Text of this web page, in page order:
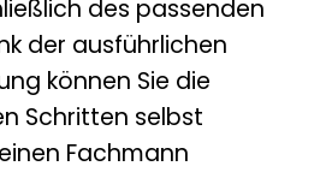
des passenden
der ausführlichen
können Sie die
Schritten selbst
Fachmann